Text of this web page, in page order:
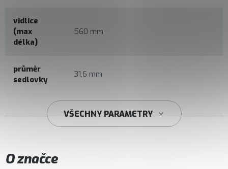
vidlice
(max
délka)
560 mm
průměr
sedlovky
31,6 mm
34,9 mm
VŠECHNY PARAMETRY
O značce